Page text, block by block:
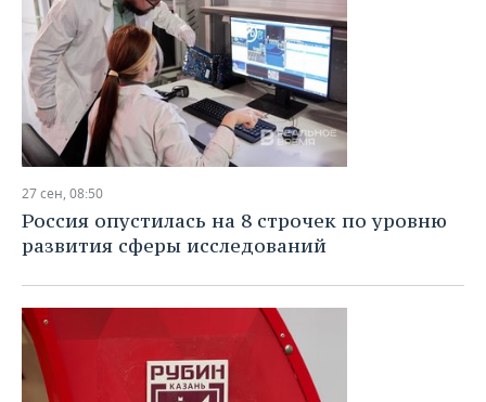
27 сен, 08:50
Россия опустилась на 8 строчек по уровню
развития сферы исследований